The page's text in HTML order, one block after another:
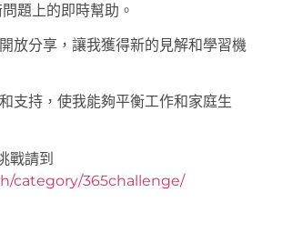
題上的即時幫助。
放分享，讓我獲得新的見解和學習機
支持，使我能夠平衡工作和家庭生
戰請到
category/365challenge/